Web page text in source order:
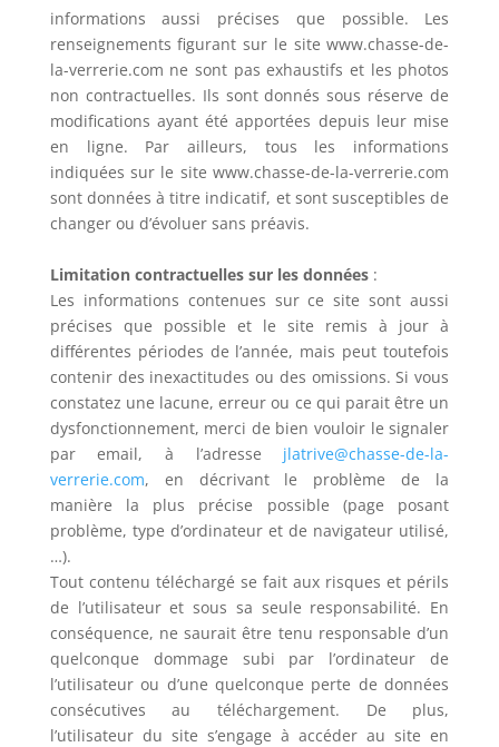
informations aussi précises que possible. Les
renseignements figurant sur le site www.chasse-de-
la-verrerie.com ne sont pas exhaustifs et les photos
non contractuelles. Ils sont donnés sous réserve de
modifications ayant été apportées depuis leur mise
en ligne. Par ailleurs, tous les informations
indiquées sur le site www.chasse-de-la-verrerie.com
sont données à titre indicatif, et sont susceptibles de
changer ou d’évoluer sans préavis.
Limitation contractuelles sur les données:
Les informations contenues sur ce site sont aussi
précises que possible et le site remis à jour à
différentes périodes de l’année, mais peut toutefois
contenir des inexactitudes ou des omissions. Si vous
constatez une lacune, erreur ou ce qui parait être un
dysfonctionnement, merci de bien vouloir le signaler
par email, à l’adresse jlatrive@chasse-de-la-
verrerie.com, en décrivant le problème de la
manière la plus précise possible (page posant
problème, type d’ordinateur et de navigateur utilisé,
…).
Tout contenu téléchargé se fait aux risques et périls
de l’utilisateur et sous sa seule responsabilité. En
conséquence, ne saurait être tenu responsable d’un
quelconque dommage subi par l’ordinateur de
l’utilisateur ou d’une quelconque perte de données
consécutives au téléchargement. De plus,
l’utilisateur du site s’engage à accéder au site en